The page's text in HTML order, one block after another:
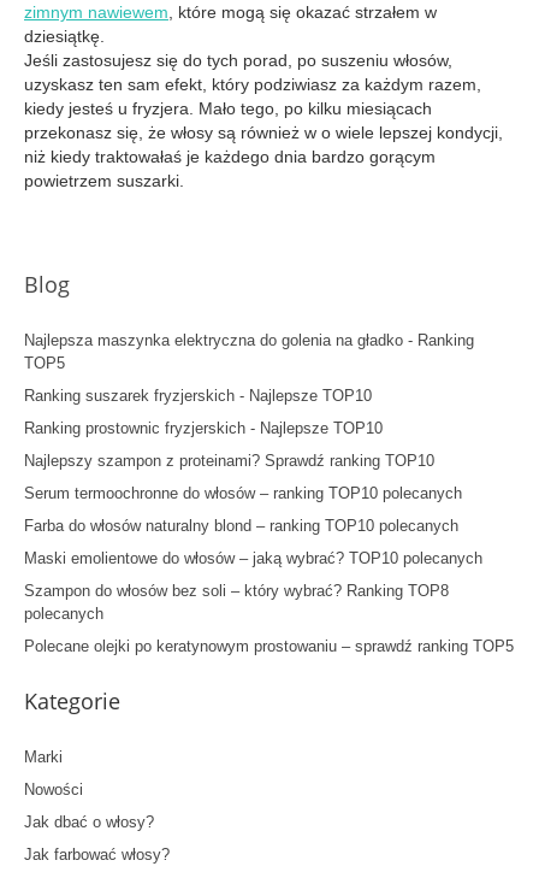
zimnym nawiewem, które mogą się okazać strzałem w
dziesiątkę.
Jeśli zastosujesz się do tych porad, po suszeniu włosów,
uzyskasz ten sam efekt, który podziwiasz za każdym razem,
kiedy jesteś u fryzjera. Mało tego, po kilku miesiącach
przekonasz się, że włosy są również w o wiele lepszej kondycji,
niż kiedy traktowałaś je każdego dnia bardzo gorącym
powietrzem suszarki.
Blog
Najlepsza maszynka elektryczna do golenia na gładko - Ranking
TOP5
Ranking suszarek fryzjerskich - Najlepsze TOP10
Ranking prostownic fryzjerskich - Najlepsze TOP10
Najlepszy szampon z proteinami? Sprawdź ranking TOP10
Serum termoochronne do włosów – ranking TOP10 polecanych
Farba do włosów naturalny blond – ranking TOP10 polecanych
Maski emolientowe do włosów – jaką wybrać? TOP10 polecanych
Szampon do włosów bez soli – który wybrać? Ranking TOP8
polecanych
Polecane olejki po keratynowym prostowaniu – sprawdź ranking TOP5
Kategorie
Marki
Nowości
Jak dbać o włosy?
Jak farbować włosy?